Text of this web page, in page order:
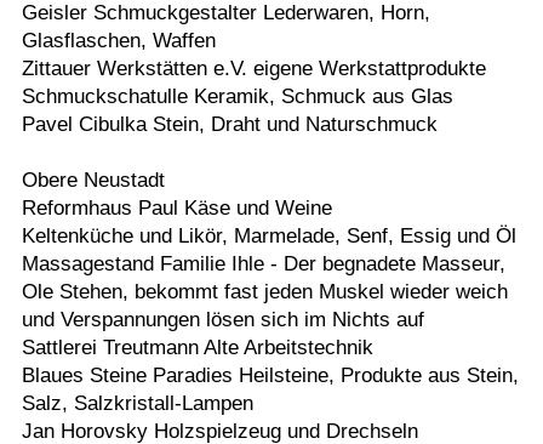
Geisler Schmuckgestalter Lederwaren, Horn,
Glasflaschen, Waffen
Zittauer Werkstätten e.V. eigene Werkstattprodukte
Schmuckschatulle Keramik, Schmuck aus Glas
Pavel Cibulka Stein, Draht und Naturschmuck
Obere Neustadt
Reformhaus Paul Käse und Weine
Keltenküche und Likör, Marmelade, Senf, Essig und Öl
Massagestand Familie Ihle - Der begnadete Masseur,
Ole Stehen, bekommt fast jeden Muskel wieder weich
und Verspannungen lösen sich im Nichts auf
Sattlerei Treutmann Alte Arbeitstechnik
Blaues Steine Paradies Heilsteine, Produkte aus Stein,
Salz, Salzkristall-Lampen
Jan Horovsky Holzspielzeug und Drechseln